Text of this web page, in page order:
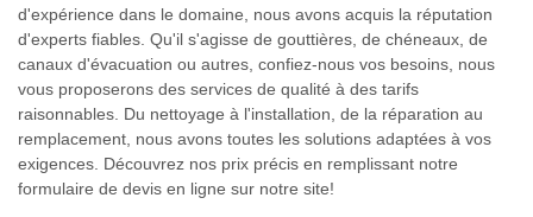
d'expérience dans le domaine, nous avons acquis la réputation
d'experts fiables. Qu'il s'agisse de gouttières, de chéneaux, de
canaux d'évacuation ou autres, confiez-nous vos besoins, nous
vous proposerons des services de qualité à des tarifs
raisonnables. Du nettoyage à l'installation, de la réparation au
remplacement, nous avons toutes les solutions adaptées à vos
exigences. Découvrez nos prix précis en remplissant notre
formulaire de devis en ligne sur notre site!